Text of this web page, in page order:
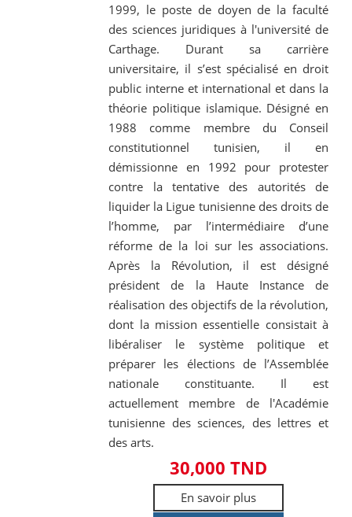
1999, le poste de doyen de la faculté
des sciences juridiques à l'université de
Carthage. Durant sa carrière
universitaire, il s’est spécialisé en droit
public interne et international et dans la
théorie politique islamique. Désigné en
1988 comme membre du Conseil
constitutionnel tunisien, il en
démissionne en 1992 pour protester
contre la tentative des autorités de
liquider la Ligue tunisienne des droits de
l’homme, par l’intermédiaire d’une
réforme de la loi sur les associations.
Après la Révolution, il est désigné
président de la Haute Instance de
réalisation des objectifs de la révolution,
dont la mission essentielle consistait à
libéraliser le système politique et
préparer les élections de l’Assemblée
nationale constituante. Il est
actuellement membre de l'Académie
tunisienne des sciences, des lettres et
des arts.
30,000 TND
En savoir plus